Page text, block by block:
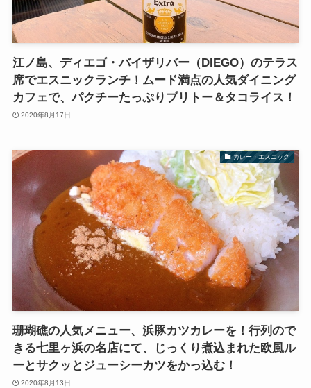
江ノ島、ディエゴ・バイザリバー（DIEGO）のテラス
席でエスニックランチ！ムード満点の人気ダイニング
カフェで、パクチーたっぷりブリトー＆タコライス！
2020年8月17日
カレー・エスニック
珊瑚礁の人気メニュー、浜豚カツカレーを！行列ので
きる七里ヶ浜の名店にて、じっくり煮込まれた欧風ル
ーとサクッとジューシーカツをかっ込む！
2020年8月13日